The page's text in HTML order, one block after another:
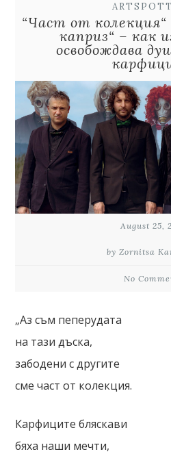
“Част от колекция“
каприз“ – как
освобождава
August 25,
by Zornitsa
No
„Аз съм пеперудата
на тази дъска,
забодени с другите
сме част от колекция.
Карфиците бляскави
бяха наши мечти,